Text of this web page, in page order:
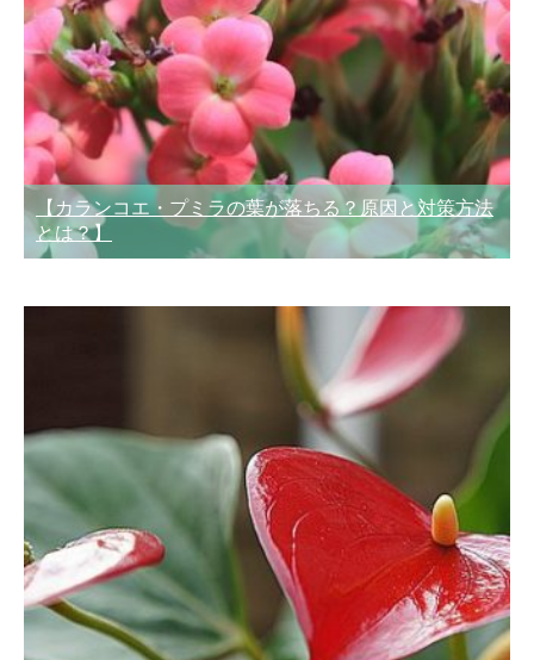
【カランコエ・プミラの葉が落ちる？原因と対策方法
とは？】